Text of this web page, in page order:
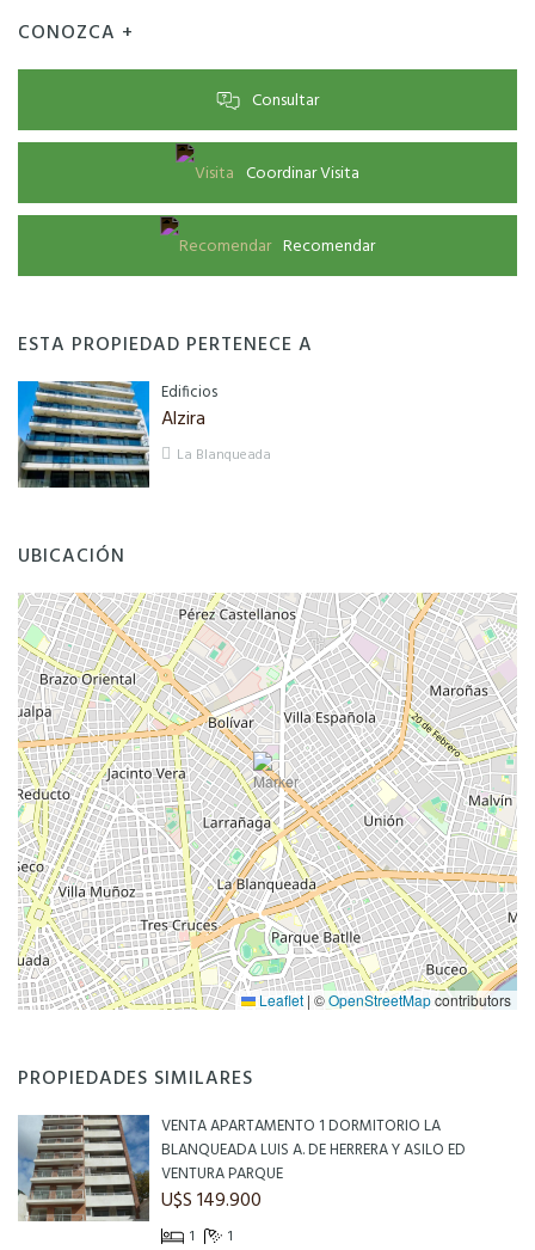
CONOZCA +
Consultar
Coordinar Visita
Recomendar
ESTA PROPIEDAD PERTENECE A
Edificios
Alzira
La Blanqueada
UBICACIÓN
Leaflet | ©OpenStreetMapcontributors
PROPIEDADES SIMILARES
VENTA APARTAMENTO 1 DORMITORIO LA
BLANQUEADA LUIS A. DE HERRERA Y ASILO ED
VENTURA PARQUE
U$S 149.900
1 1